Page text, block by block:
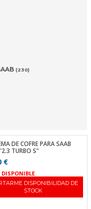
(230)
DE COFRE PARA SAAB
TURBO S"
€
DISPONIBLE
DISPONIBILIDAD DE
STOCK